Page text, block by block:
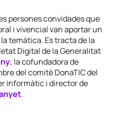
persones convidades que
i vivencial van aportar un
temàtica. Es tracta de la
Digital de la Generalitat
; la cofundadora de
del comitè DonaTIC del
informàtic i director de
.